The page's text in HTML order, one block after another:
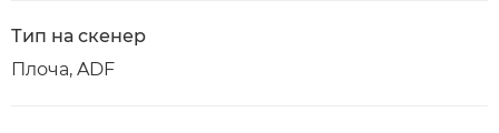
Тип на скенер
Плоча, ADF